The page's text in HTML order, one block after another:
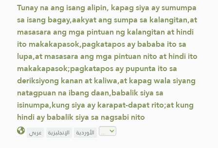
Tunay na ang isang alipin, kapag siya ay sumumpa
sa isang bagay,aakyat ang sumpa sa kalangitan,at
masasara ang mga pintuan ng kalangitan at hindi
ito makakapasok,pagkatapos ay bababa ito sa
lupa,at masasara ang mga pintuan nito at hindi ito
makakapasok;pagkatapos ay pupunta ito sa
deriksiyong kanan at kaliwa,at kapag wala siyang
natagpuan na ibang daan,babalik siya sa
isinumpa,kung siya ay karapat-dapat rito;at kung
hindi ay babalik siya sa nagsabi nito
عربي الإنجليزية الأوردية